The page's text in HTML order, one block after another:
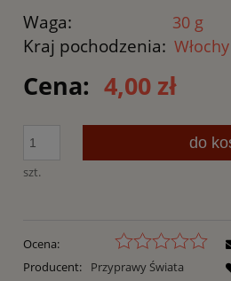
Waga: 30 g
Kraj pochodzenia: Włochy
Cena: 4,00 zł
szt.
do
Ocena:
Producent:
Przyprawy Świata